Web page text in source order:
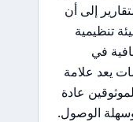
إلى أن
تنظيمية
في
يعد علامة
عادة
الوصول.